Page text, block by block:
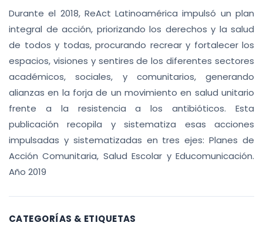
Durante el 2018, ReAct Latinoamérica impulsó un plan
integral de acción, priorizando los derechos y la salud
de todos y todas, procurando recrear y fortalecer los
espacios, visiones y sentires de los diferentes sectores
académicos, sociales, y comunitarios, generando
alianzas en la forja de un movimiento en salud unitario
frente a la resistencia a los antibióticos. Esta
publicación recopila y sistematiza esas acciones
impulsadas y sistematizadas en tres ejes: Planes de
Acción Comunitaria, Salud Escolar y Educomunicación.
Año 2019
CATEGORÍAS & ETIQUETAS